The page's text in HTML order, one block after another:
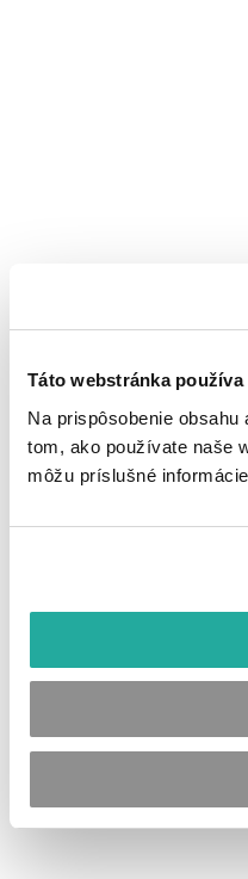
Táto webstránka
Na prispôsobenie
tom, ako používate naše
môžu príslušné